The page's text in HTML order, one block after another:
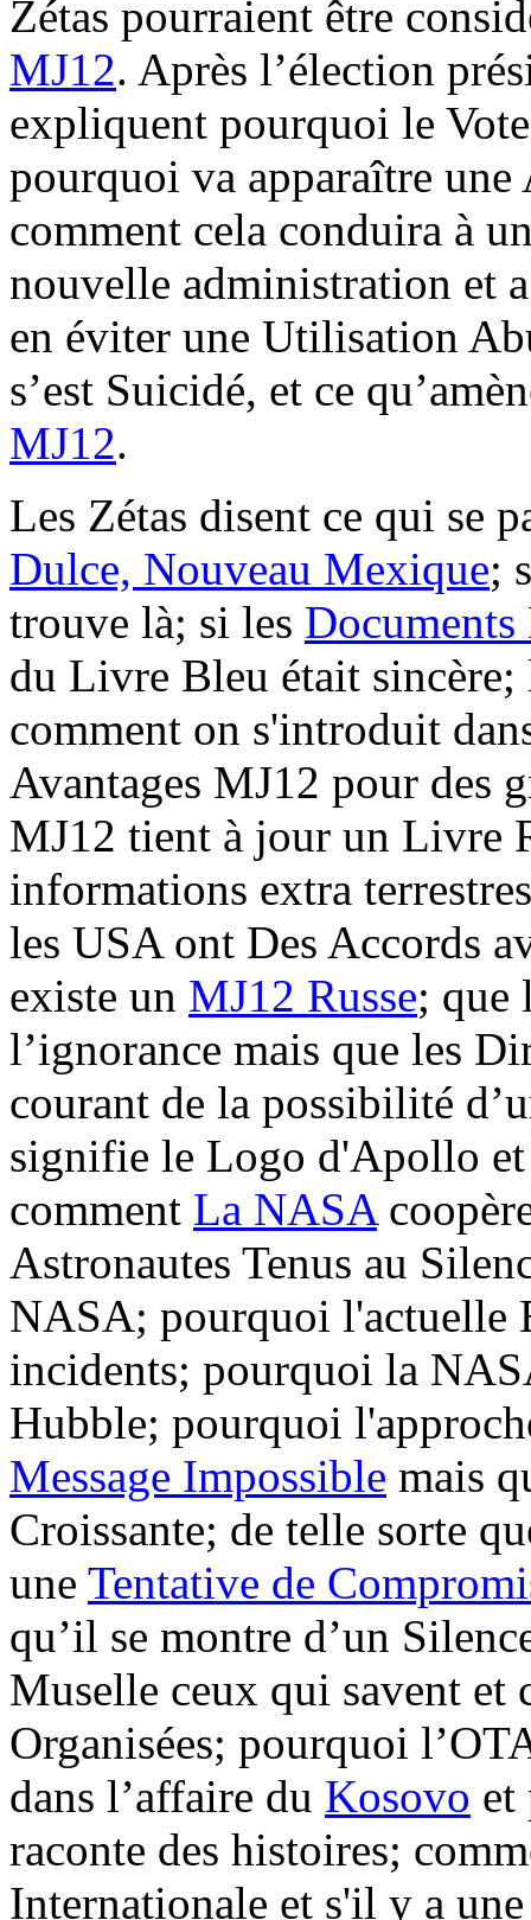
Zétas pourraient être
MJ12. Après l’élection
expliquent pourquoi le
pourquoi va apparaître une
comment cela conduira à
nouvelle administration et
en éviter une Utilisation
s’est Suicidé, et ce
MJ12.
Les Zétas disent ce qui se
Dulce, Nouveau Mexique;
trouve là; si les
du Livre Bleu était
comment on s'introduit
Avantages MJ12 pour des
MJ12 tient à jour un Livre
informations extra
les USA ont Des Accords
existe un MJ12 Russe; que
l’ignorance mais que les
courant de la possibilité
signifie le Logo d'Apollo
comment La NASA
Astronautes Tenus au
NASA; pourquoi l'actuelle
incidents; pourquoi la
Hubble; pourquoi
Message Impossible mais
Croissante; de telle sorte
une Tentative de
qu’il se montre d’un
Muselle ceux qui savent et
Organisées; pourquoi
dans l’affaire du Kosovo et
raconte des histoires;
Internationale et s'il y a